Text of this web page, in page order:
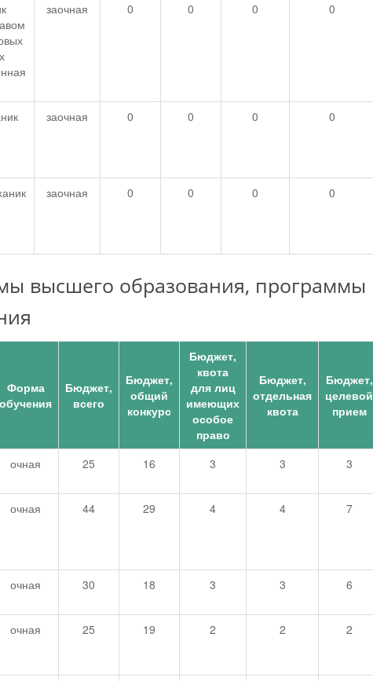
заочная 0 0 0 0
заочная 0 0 0 0
заочная 0 0 0 0
высшего образования, программы
Форма
обучения
Бюджет,
всего
Бюджет,
общий
конкурс
Бюджет,
квота
для лиц
имеющих
особое
право
Бюджет,
отдельная
квота
Бюджет,
целевой
прием
очная 25 16 3 3 3
очная 44 29 4 4 7
очная 30 18 3 3 6
очная 25 19 2 2 2